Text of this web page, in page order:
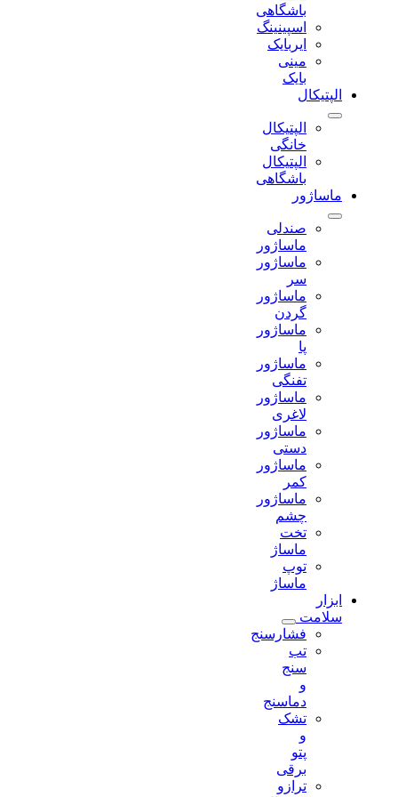
باشگاهی
اسپینینگ
ایربایک
مینی
الپتیکال
الپتیکال
خانگی
الپتیکال
باشگاهی
ماساژور
صندلی
ماساژور
ماساژور
ماساژور
ماساژور
ماساژور
تفنگی
ماساژور
لاغری
ماساژور
دستی
ماساژور
ماساژور
تخت
ماساژ
توپ
ماساژ
ابزار
سلامت
فشارسنج
دماسنج
تشک
ترازو